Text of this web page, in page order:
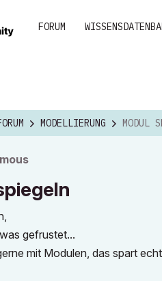
FORUM
MODELLIERUNG MODUL
gefrustet...
mit Modulen, das spart